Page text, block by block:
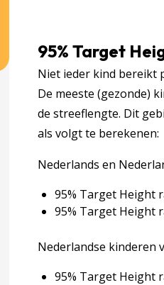
95% Target
Niet ieder kind bereikt
De meeste (gezonde)
de streeflengte. Dit
als volgt te berekenen:
Nederlands en
95% Target Height
95% Target Height
Nederlandse kinderen
95% Target Height